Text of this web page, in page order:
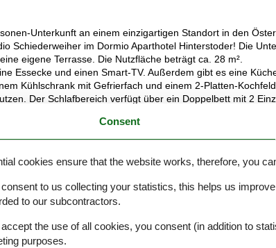
Unterkunft an einem einzigartigen Standort in den
Schiederweiher im Dormio Aparthotel Hinterstoder! Die
eigene Terrasse. Die Nutzfläche beträgt ca. 28 m².
Essecke und einen Smart-TV. Außerdem gibt es eine
Kühlschrank mit Gefrierfach und einem 2-Platten-
Der Schlafbereich verfügt über ein Doppelbett mit 2
einen Föhn und eine Toilette. Außerdem haben Sie
können Sie die schöne Aussicht auf die Berge genießen!
Aufenthalts kostenlos WLAN nutzen. Sie können Ihr Auto
kostenlosen Zugang zum Wellnessbereich mit drei
sich im Erdgeschoss und sind barrierefrei. Möchten Sie eine
telefonisch Kontakt mit unserem Contact Center auf. Für die
Die Grundrisse und Bilder vermitteln einen guten
Consent
cookies ensure that the website works, therefore, you
to us collecting your statistics, this helps us
to our subcontractors.
the use of all cookies, you consent (in addition to
purposes.